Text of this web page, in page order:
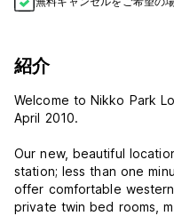
紹介
Welcome to Nikko Park
April 2010.
Our new, beautiful
station; less than one
offer comfortable
private twin bed rooms,